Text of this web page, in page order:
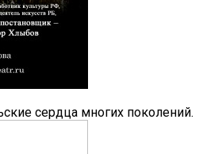
сердца многих поколений.